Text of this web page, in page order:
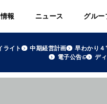
報 ニュース グルー
ライト 中期経営計画 早わかり
電子公告
デ